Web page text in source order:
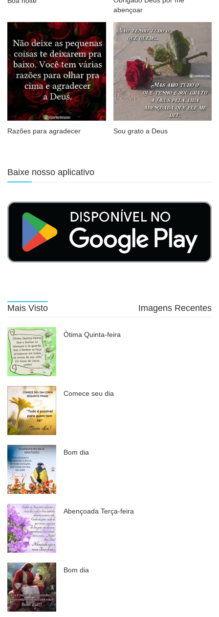
abençoar
Razões para agradecer Sou grato a Deus
Baixe nosso aplicativo
Mais Visto Imagens Recentes
Ótima Quinta-feira
Comece seu dia
Bom dia
Abençoada Terça-feira
Bom dia